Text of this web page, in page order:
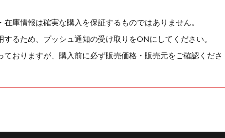
庫情報は確実な購入を保証するものではありません。
るため、プッシュ通知の受け取りをONにしてください。
おりますが、購入前に必ず販売価格・販売元をご確認くださ